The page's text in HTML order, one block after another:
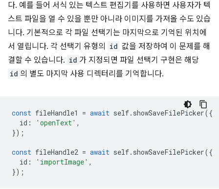
다. 예를 들어 서식 있는 텍스트 편집기를 사용하면 사용자가 텍
스트 파일을 열 수 있을 뿐만 아니라 이미지를 가져올 수도 있습
니다. 기본적으로 각 파일 선택기는 마지막으로 기억된 위치에
서 열립니다. 각 선택기 유형의
id 값을 저장하여 이 문제를 해
결할 수 있습니다. id 가 지정되면 파일 선택기 구현은 해당
id 의 별도 마지막 사용 디렉터리를 기억합니다.
const fileHandle1 = await self. showSaveFilePicker({
id : 'openText' ,
});
const fileHandle2 = await self. showSaveFilePicker({
id : 'importImage' ,
});